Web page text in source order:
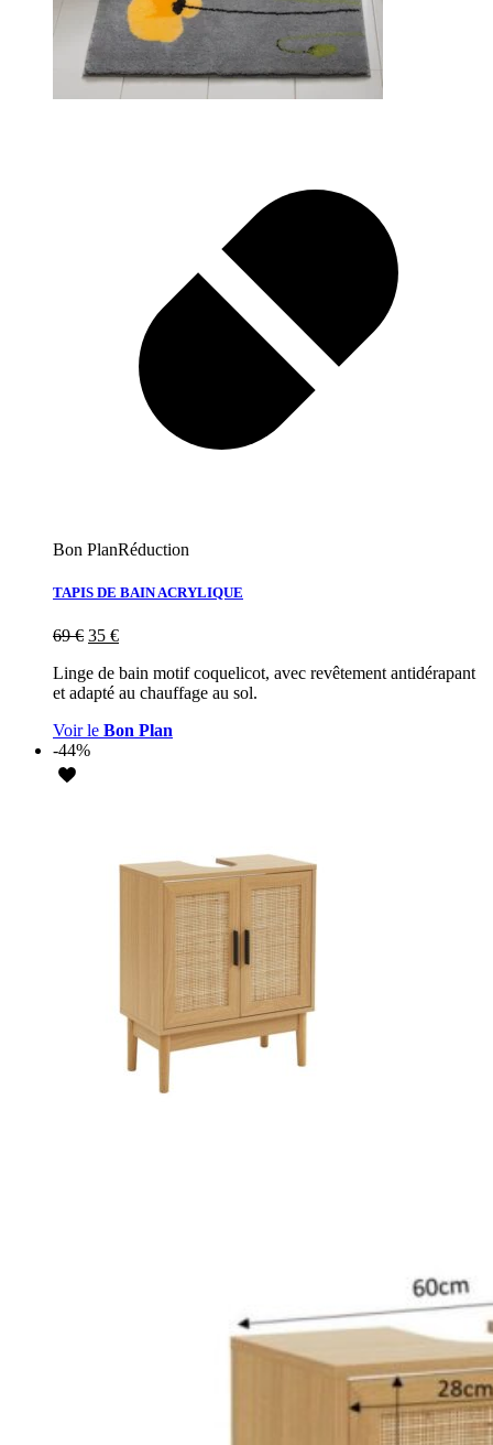
Bon PlanRéduction
TAPIS DE BAIN ACRYLIQUE
69€ 35 €
Linge de bain motif coquelicot, avec revêtement antidérapant
et adapté au chauffage au sol.
Voir le Bon Plan
-44%